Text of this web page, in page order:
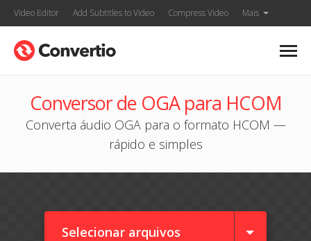
Video Editor Add Subtitles to Video Compress Video Mais
Conversor de OGA para HCOM
Converta áudio OGA para o formato HCOM —
rápido e simples
Selecionar arquivos